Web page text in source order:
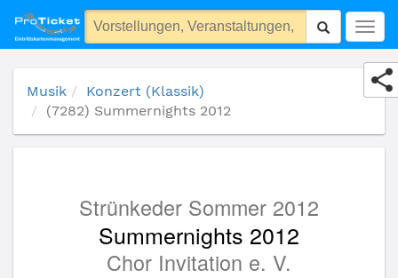
(7282) Summernights 2012
Musik
Konzert (Klassik)
(7282) Summernights 2012
Strünkeder Sommer 2012
Summernights 2012
Chor Invitation e. V.